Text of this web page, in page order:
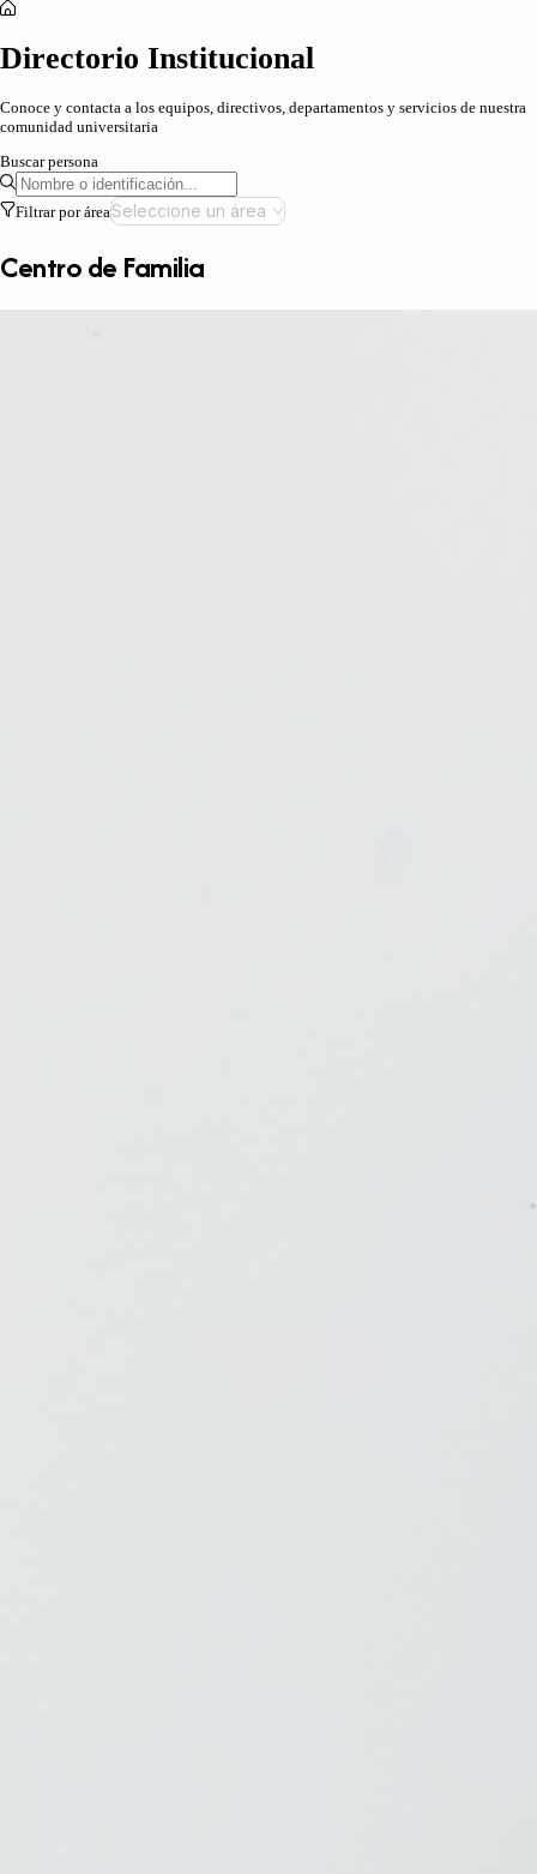
Directorio Institucional
Conoce y contacta a los equipos, directivos, departamentos y servicios de nuestra
comunidad universitaria
Buscar persona
Filtrar por áreaSeleccione un área
Centro de Familia